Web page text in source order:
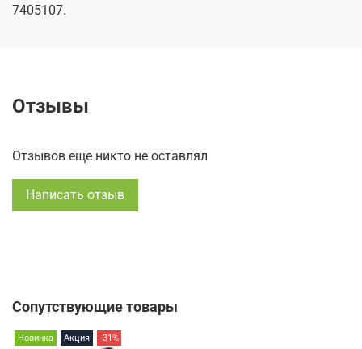
7405107.
Отзывы
Отзывов еще никто не оставлял
Написать отзыв
Сопутствующие товары
Новинка Акция -31%